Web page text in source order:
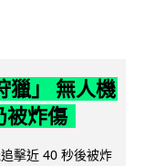
獵」 無人機
被炸傷
擊近 40 秒後被炸